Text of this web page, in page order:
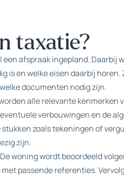
taxatie?
afspraak ingepland. Daarbij
is en welke eisen daarbij horen.
documenten nodig zijn.
alle relevante kenmerken
verbouwingen en de
zoals tekeningen of
zijn.
woning wordt beoordeeld
passende referenties.